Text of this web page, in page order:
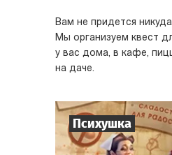
Вам не придется никуда
Мы организуем квест
у вас дома, в кафе,
на даче.
Психушка